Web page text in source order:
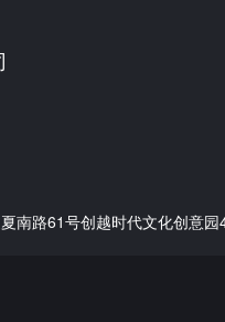
南路61号创越时代文化创意